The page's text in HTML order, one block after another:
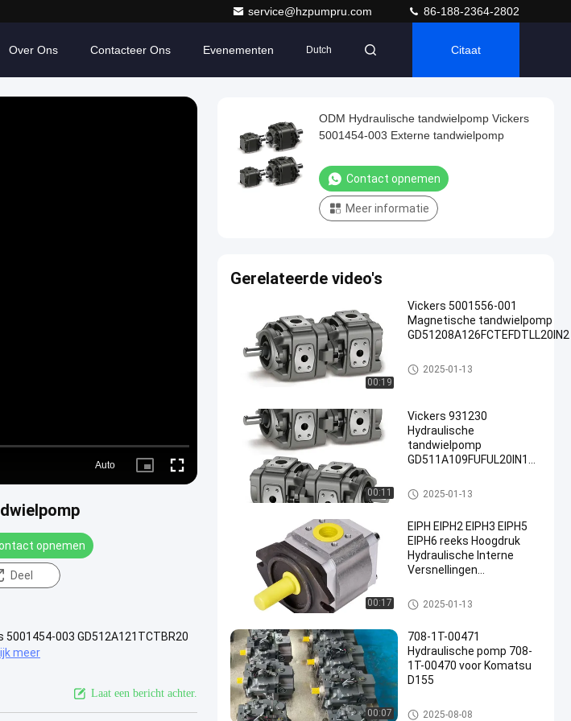
service@hzpumpru.com 86-188-2364-2802
Over Ons Contacteer Ons Evenementen Dutch Citaat
Auto
Picture- Fullscreen
opnemen
Deel
003 GD512A121TCTBR20
meer
Laat een bericht achter.
ODM Hydraulische tandwielpomp Vickers
5001454-003 Externe tandwielpomp
Contact opnemen
Meer informatie
Gerelateerde video's
00:19
Vickers 5001556-001
Magnetische tandwielpomp
Hydraulische tandwielpomp
2025-01-13
00:11
Vickers 931230
Hydraulische
tandwielpomp
GD511A109FUFUL20IN189
Hydraulische tandwielpomp
2025-01-13
00:17
EIPH EIPH2 EIPH3 EIPH5
EIPH6 reeks Hoogdruk
Hydraulische Interne
Versnellingen
022RA~025RA04
Hydraulische tandwielpomp
2025-01-13
00:07
708-1T-00471
Hydraulische pomp 708-
1T-00470 voor Komatsu
D155
hydraulische zuigerpomp
2025-08-08